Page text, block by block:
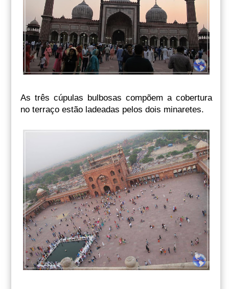
As três cúpulas bulbosas compõem a cobertura
no terraço estão ladeadas pelos dois minaretes.